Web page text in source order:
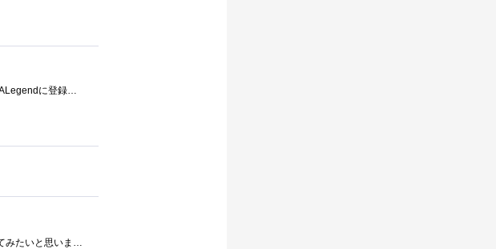
あと数ヶ月で更新予定の端末だったのですが残念なが昇天してしまったので、iALegendに登録するために引っこ抜いてきました。昔、下駄をはかせて...
過去の持ち物を購入した時の昔の日記を当時の記述からちょっと着色して書いてみたいと思います。☆☆☆☆☆☆☆☆☆☆☆☆☆☆☆☆☆☆☆☆�...